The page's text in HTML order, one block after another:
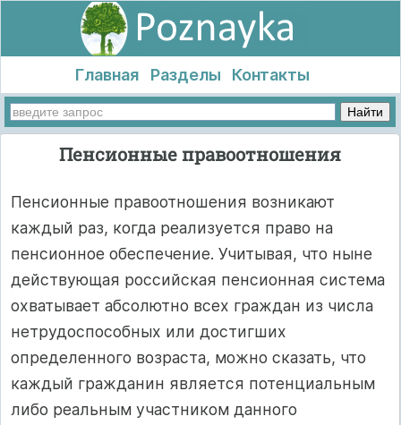
Главная Разделы Контакты
Пенсионные правоотношения
Пенсионные правоотношения возникают
каждый раз, когда реализуется право на
пенсионное обеспечение. Учитывая, что ныне
действующая рос­сийская пенсионная система
охватывает абсолютно всех граждан из числа
нетрудоспособных или достигших
определенного возраста, можно сказать, что
каждый гражданин является потенциальным
либо реальным участником данного